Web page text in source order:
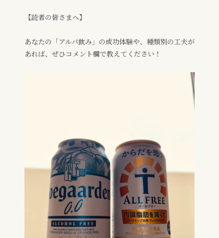
【読者の皆さまへ】
あなたの「アルパ飲み」の成功体験や、種類別の工夫が
あれば、ぜひコメント欄で教えてください！